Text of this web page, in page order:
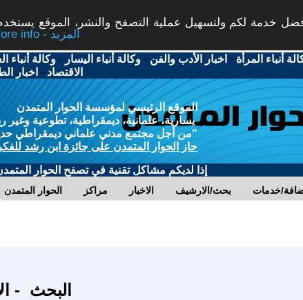
خدمة لكم ولتسهيل عملية التصفح والنشر، الموقع
More info - المزيد
أنباء المرأة - اخبار الأدب والفن -وكالة أنباء اليسار -وكالة أنباء
الاقتصاد - اخبار
الموقع الرئيسي لمؤسسة الحوار المتمدن
يسارية، علمانية، ديمقراطية، تطوعية وغير
"من أجل مجتمع مدني علماني ديمقراطي
حاز الحوار المتمدن على جائزة ابن رشد
إذا لديكم مشاكل تقنية في تصفح الحوار
الحوار المتمدن مراكز الاخبار بحث/الارشيف خدمات
البحث -